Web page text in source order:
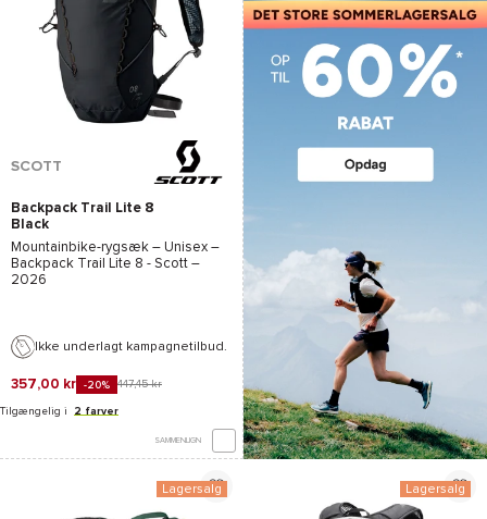
SCOTT
Backpack Trail Lite 8
Black
Mountainbike-rygsæk – Unisex –
Backpack Trail Lite 8 - Scott –
2026
Ikke underlagt kampagnetilbud.
357,00 kr -20% 447,45 kr
Tilgængelig i 2 farver
SAMMENLIGN
Lagersalg Lagersalg